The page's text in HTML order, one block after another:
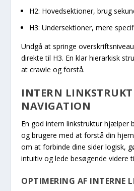
H2: Hovedsektioner, brug
H3: Undersektioner, mere
Undgå at springe
direkte til H3. En klar hierarkisk
at crawle og forstå.
INTERN
NAVIGATION
En god intern linkstruktur hjælper
og brugere med at forstå din
om at forbinde dine sider logisk,
intuitiv og lede besøgende videre
OPTIMERING AF INTERNE